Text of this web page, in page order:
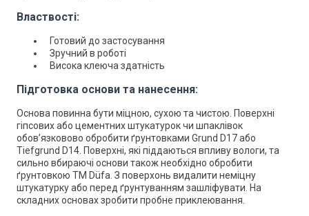
Властвості:
Готовий до застосування
Зручний в роботі
Висока клеюча здатність
Підготовка основи та нанесення:
Основа повинна бути міцною, сухою та чистою. Поверхні
гіпсових або цементних штукатурок чи шпаклівок
обов’язковово обробити ґрунтовками Grund D17 або
Tiefgrund D14 . Поверхні, які піддаються впливу вологи, та
сильно вбираючі основи також необхідно обробити
ґрунтовкою ТМ Düfa. З поверхонь видалити неміцну
штукатурку або перед ґрунтуванням зашліфувати. На
складних основах зробити пробне приклеювання.